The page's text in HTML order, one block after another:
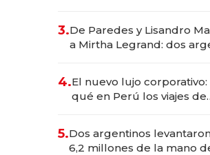
las marcas "fast
3.De Paredes y Lisandro
a Mirtha Legrand: dos
4.El nuevo lujo
qué en Perú los viajes de
transformadoras
5.Dos argentinos
6,2 millones de la mano